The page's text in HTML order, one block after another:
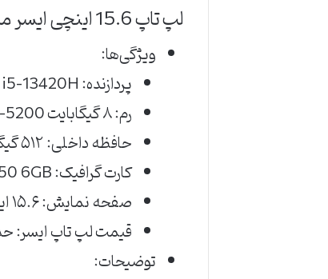
لپ تاپ 15.6 اینچی ایسر مدل
ویژگی‌ها:
پردازنده: Intel Core i5-13420H
رم: ۸ گیگابایت DDR5-5200
حافظه داخلی: ۵۱۲ گیگابایت SSD
کارت گرافیک: NVIDIA RTX3050 6GB
صفحه‌ نمایش: ۱۵.۶ اینچFHD IPS با نرخ تازه‌سازی ۱۴۴ هرتز
قیمت لپ تاپ ایسر: حدود ۵
توضیحات: